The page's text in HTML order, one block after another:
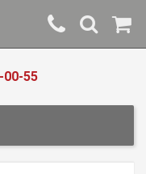
00-55